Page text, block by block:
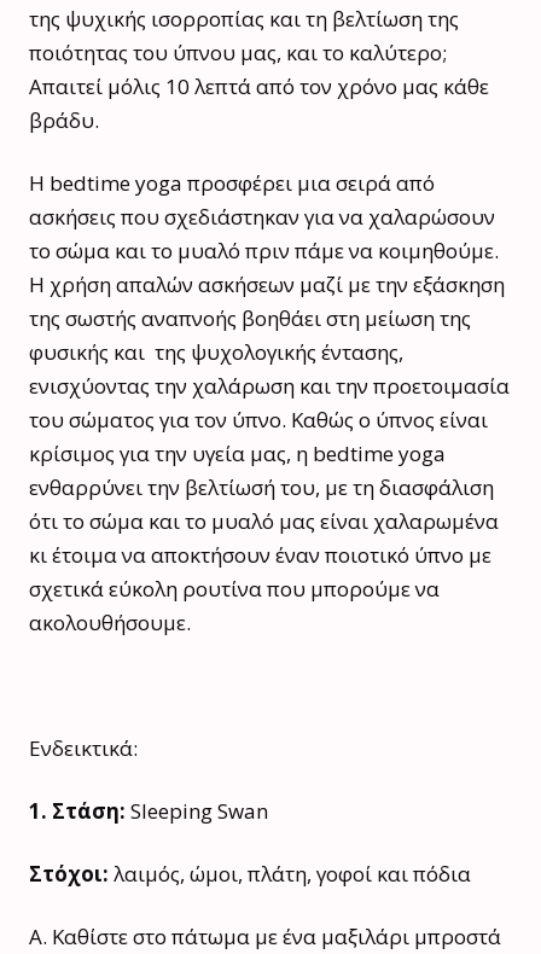
της ψυχικής ισορροπίας και τη βελτίωση της
ποιότητας του ύπνου μας, και το καλύτερο;
Απαιτεί μόλις 10 λεπτά από τον χρόνο μας κάθε
βράδυ.
Η bedtime yoga προσφέρει μια σειρά από
ασκήσεις που σχεδιάστηκαν για να χαλαρώσουν
το σώμα και το μυαλό πριν πάμε να κοιμηθούμε.
Η χρήση απαλών ασκήσεων μαζί με την εξάσκηση
της σωστής αναπνοής βοηθάει στη μείωση της
φυσικής και της ψυχολογικής έντασης,
ενισχύοντας την χαλάρωση και την προετοιμασία
του σώματος για τον ύπνο. Καθώς ο ύπνος είναι
κρίσιμος για την υγεία μας, η bedtime yoga
ενθαρρύνει την βελτίωσή του, με τη διασφάλιση
ότι το σώμα και το μυαλό μας είναι χαλαρωμένα
κι έτοιμα να αποκτήσουν έναν ποιοτικό ύπνο με
σχετικά εύκολη ρουτίνα που μπορούμε να
ακολουθήσουμε.
Ενδεικτικά:
1. Στάση: Sleeping Swan
Στόχοι: λαιμός, ώμοι, πλάτη, γοφοί και πόδια
A. Καθίστε στο πάτωμα με ένα μαξιλάρι μπροστά